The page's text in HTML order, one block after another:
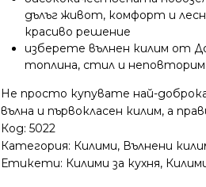
дълъг живот, комфорт и
красиво решение
изберете вълнен килим от
топлина, стил и
Не просто купувате най-
вълна и първокласен килим, а
Код:5022
Категория: Килими, Вълнени
Етикети: Килими за кухня,